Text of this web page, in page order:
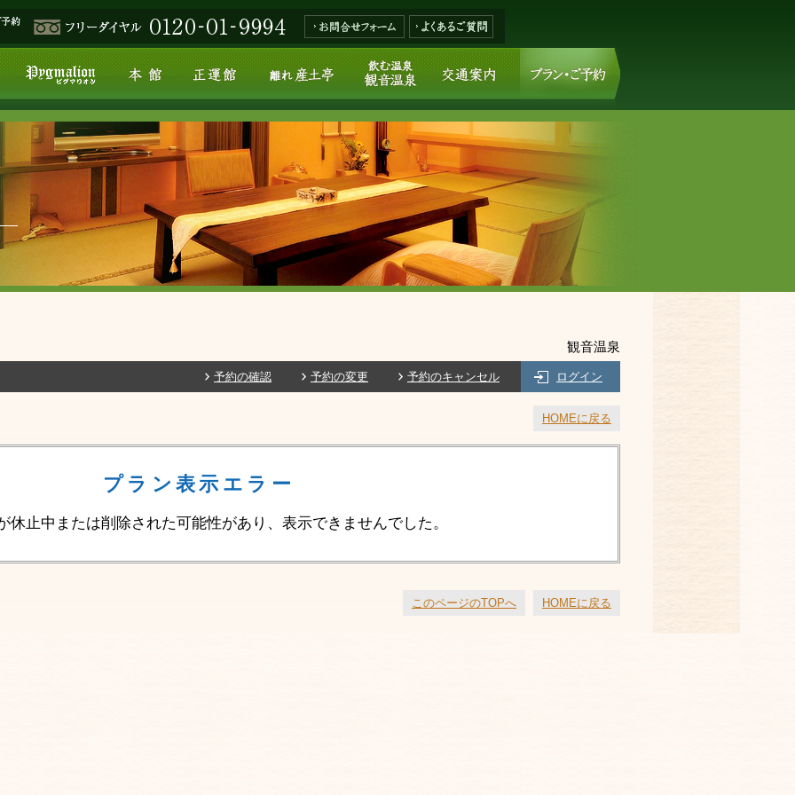
観音温泉
予約の確認 予約の変更 予約のキャンセル ログイン
HOMEに戻る
プラン表示エラー
休止中または削除された可能性があり、表示できませんでした。
このページのTOPへ HOMEに戻る